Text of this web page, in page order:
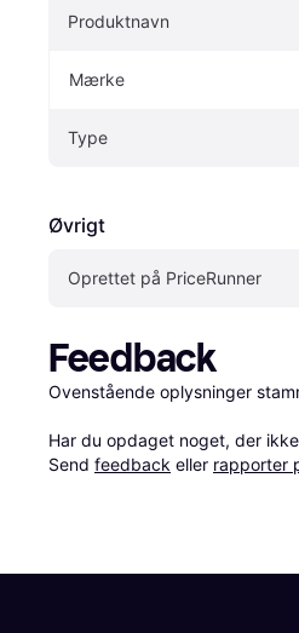
Produktnavn
Mærke
Type
Øvrigt
Oprettet på PriceRunner
Feedback
Ovenstående oplysninger
Har du opdaget noget, der
Send feedback eller rapporter